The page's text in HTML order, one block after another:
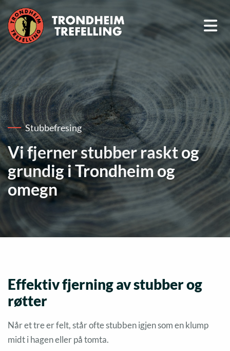
Stubbefresing
Vi fjerner stubber raskt og
grundig i Trondheim og
omegn
Effektiv fjerning av stubber og
røtter
Når et tre er felt, står ofte stubben igjen som en klump
midt i hagen eller på tomta.